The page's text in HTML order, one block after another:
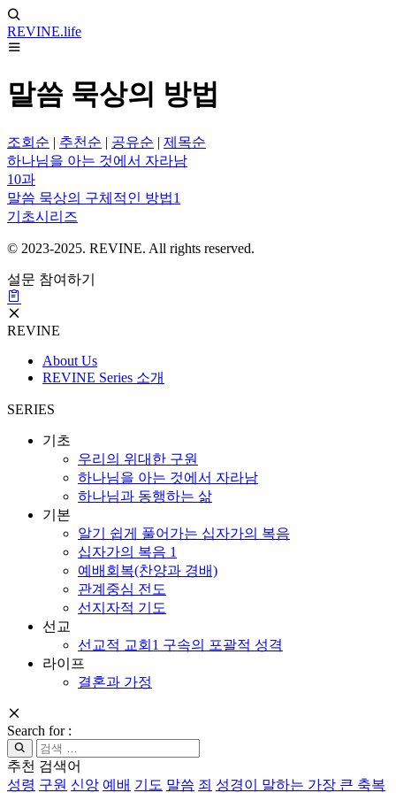
REVINE.life
말씀 묵상의 방법
조회순 | 추천순 | 공유순 | 제목순
하나님을 아는 것에서 자라남
10과
말씀 묵상의 구체적인 방법1
기초시리즈
© 2023-2025. REVINE. All rights reserved.
설문 참여하기
REVINE
About Us
REVINE Series 소개
SERIES
기초
우리의 위대한 구원
하나님을 아는 것에서 자라남
하나님과 동행하는 삶
기본
알기 쉽게 풀어가는 십자가의 복음
십자가의 복음 1
예배회복(찬양과 경배)
관계중심 전도
선지자적 기도
선교
선교적 교회1 구속의 포괄적 성격
라이프
결혼과 가정
Search for :
추천 검색어
성령 구원 신앙 예배 기도 말씀 죄 성경이 말하는 가장 큰 축복